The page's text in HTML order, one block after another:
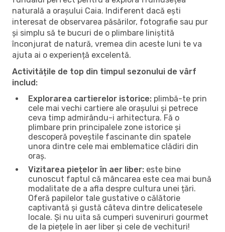
naturală a orașului Caia. Indiferent dacă ești
interesat de observarea păsărilor, fotografie sau pur
și simplu să te bucuri de o plimbare liniștită
înconjurat de natură, vremea din aceste luni te va
ajuta ai o experiență excelentă.
Activitățile de top din timpul sezonului de vârf
includ:
Explorarea cartierelor istorice: plimbă-te prin
cele mai vechi cartiere ale orașului și petrece
ceva timp admirându-i arhitectura. Fă o
plimbare prin principalele zone istorice și
descoperă poveștile fascinante din spatele
unora dintre cele mai emblematice clădiri din
oraș.
Vizitarea piețelor în aer liber: este bine
cunoscut faptul că mâncarea este cea mai bună
modalitate de a afla despre cultura unei țări.
Oferă papilelor tale gustative o călătorie
captivantă și gustă câteva dintre delicatesele
locale. Și nu uita să cumperi suveniruri gourmet
de la piețele în aer liber și cele de vechituri!